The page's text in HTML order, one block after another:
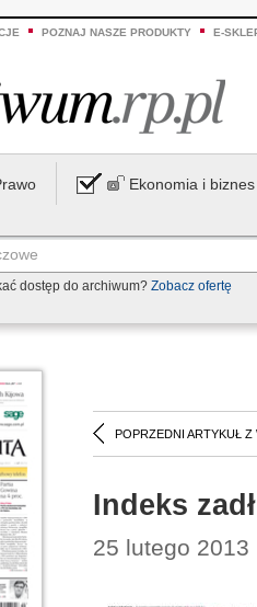
POZNAJ NASZE PRODUKTY E-
Ekonomia i biznes
dostęp do archiwum? Zobacz ofertę
POPRZEDNI ARTYKUŁ Z
Indeks
25 lutego 2013